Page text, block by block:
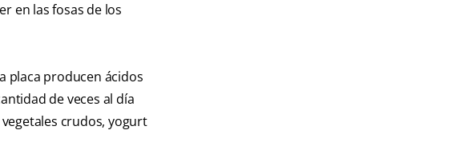
en las fosas de los
placa producen ácidos
de veces al día
crudos, yogurt